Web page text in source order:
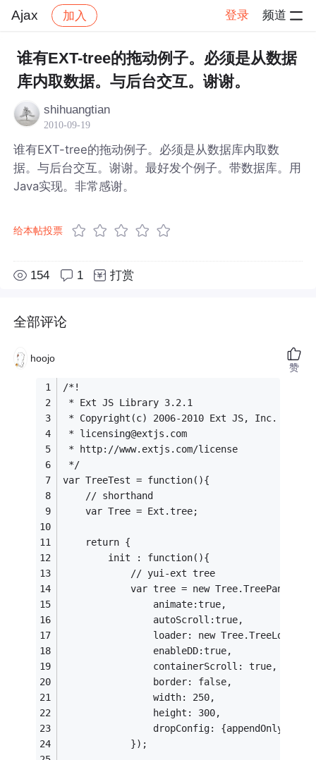
Ajax 加入 登录 频道
社区 Ajax 帖子详情
谁有EXT-tree的拖动例子。必须是从数据
库内取数据。与后台交互。谢谢。
shihuangtian
2010-09-19
谁有EXT-tree的拖动例子。必须是从数据库内取数
据。与后台交互。谢谢。最好发个例子。带数据库。用
Java实现。非常感谢。
给本帖投票
154 1 打赏
全部评论
hoojo
/*!
* Ext JS Library 3.2.1
* Copyright(c) 2006-2010 Ext JS, Inc.
* licensing@extjs.com
* http://www.extjs.com/license
*/
var TreeTest = function(){
    // shorthand
    var Tree = Ext.tree;
    return {
        init : function(){
            // yui-ext tree
            var tree = new Tree.TreePanel({
                animate:true,
                autoScroll:true,
loader: new
                enableDD:true,
                containerScroll: true,
                border: false,
                width: 250,
                height: 300,
dropConfig:
            });
赞